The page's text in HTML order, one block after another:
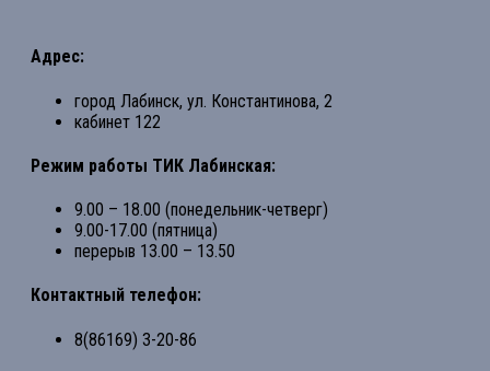
Адрес:
город Лабинск, ул. Константинова, 2
кабинет 122
Режим работы ТИК Лабинская:
9.00 – 18.00 (понедельник-четверг)
9.00-17.00 (пятница)
перерыв 13.00 – 13.50
Контактный телефон:
8(86169) 3-20-86